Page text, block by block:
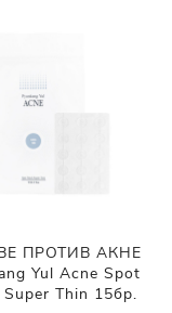
ПРОТИВ АКНЕ
Yul Acne Spot
Super Thin 15бр.